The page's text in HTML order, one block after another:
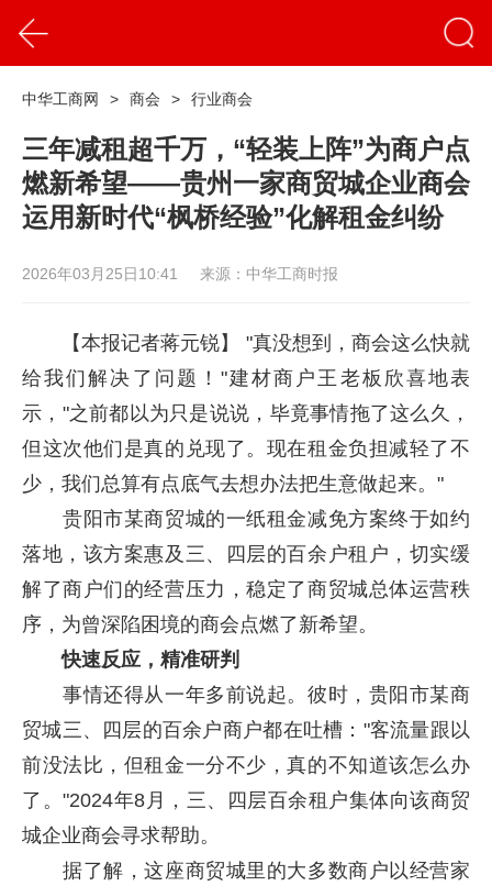
中华工商网 > 商会 > 行业商会
三年减租超千万，“轻装上阵”为商户点
燃新希望——贵州一家商贸城企业商会
运用新时代“枫桥经验”化解租金纠纷
2026年03月25日10:41 来源：中华工商时报
【本报记者蒋元锐】 "真没想到，商会这么快就
给我们解决了问题！"建材商户王老板欣喜地表
示，"之前都以为只是说说，毕竟事情拖了这么久，
但这次他们是真的兑现了。现在租金负担减轻了不
少，我们总算有点底气去想办法把生意做起来。"
贵阳市某商贸城的一纸租金减免方案终于如约
落地，该方案惠及三、四层的百余户租户，切实缓
解了商户们的经营压力，稳定了商贸城总体运营秩
序，为曾深陷困境的商会点燃了新希望。
快速反应，精准研判
事情还得从一年多前说起。彼时，贵阳市某商
贸城三、四层的百余户商户都在吐槽："客流量跟以
前没法比，但租金一分不少，真的不知道该怎么办
了。"2024年8月，三、四层百余租户集体向该商贸
城企业商会寻求帮助。
据了解，这座商贸城里的大多数商户以经营家